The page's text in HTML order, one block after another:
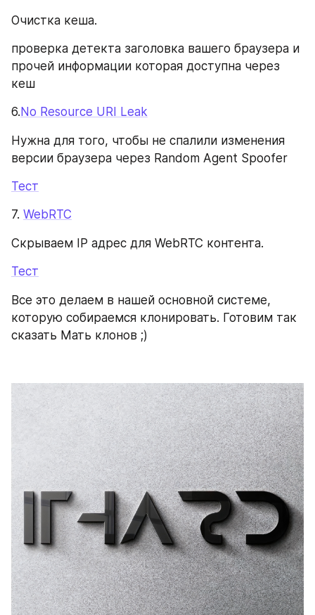
Очистка кеша.
проверка детекта заголовка вашего браузера и
прочей информации которая доступна через
кеш
6. No Resource URI Leak
Нужна для того, чтобы не спалили изменения
версии браузера через Random Agent Spoofer
Тест
7. WebRTC
Скрываем IP адрес для WebRTC контента.
Тест
Все это делаем в нашей основной системе,
которую собираемся клонировать. Готовим так
сказать Мать клонов ;)